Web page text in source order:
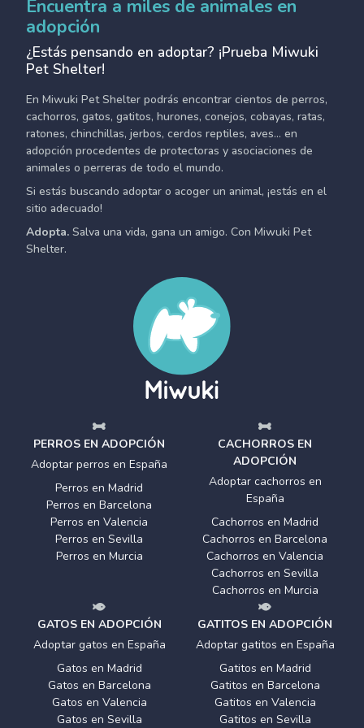
Encuentra a miles de animales en
adopción
¿Estás pensando en adoptar? ¡Prueba Miwuki
Pet Shelter!
En Miwuki Pet Shelter podrás encontrar cientos de perros,
cachorros, gatos, gatitos, hurones, conejos, cobayas, ratas,
ratones, chinchillas, jerbos, cerdos reptiles, aves... en
adopción procedentes de protectoras y asociaciones de
animales o perreras de todo el mundo.
Si estás buscando adoptar o acoger un animal, ¡estás en el
sitio adecuado!
Adopta. Salva una vida, gana un amigo. Con Miwuki Pet
Shelter.
PERROS EN ADOPCIÓN
Adoptar perros en España
Perros en Madrid
Perros en Barcelona
Perros en Valencia
Perros en Sevilla
Perros en Murcia
CACHORROS EN
ADOPCIÓN
Adoptar cachorros en
España
Cachorros en Madrid
Cachorros en Barcelona
Cachorros en Valencia
Cachorros en Sevilla
Cachorros en Murcia
GATOS EN ADOPCIÓN
Adoptar gatos en España
Gatos en Madrid
Gatos en Barcelona
Gatos en Valencia
Gatos en Sevilla
GATITOS EN ADOPCIÓN
Adoptar gatitos en España
Gatitos en Madrid
Gatitos en Barcelona
Gatitos en Valencia
Gatitos en Sevilla